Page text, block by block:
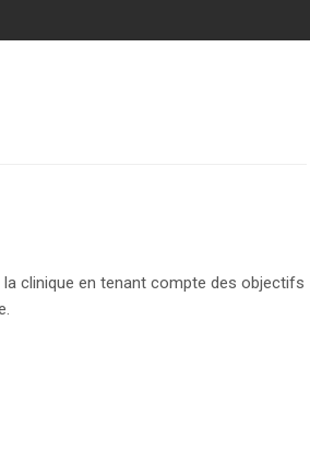
clinique en tenant compte des objectifs